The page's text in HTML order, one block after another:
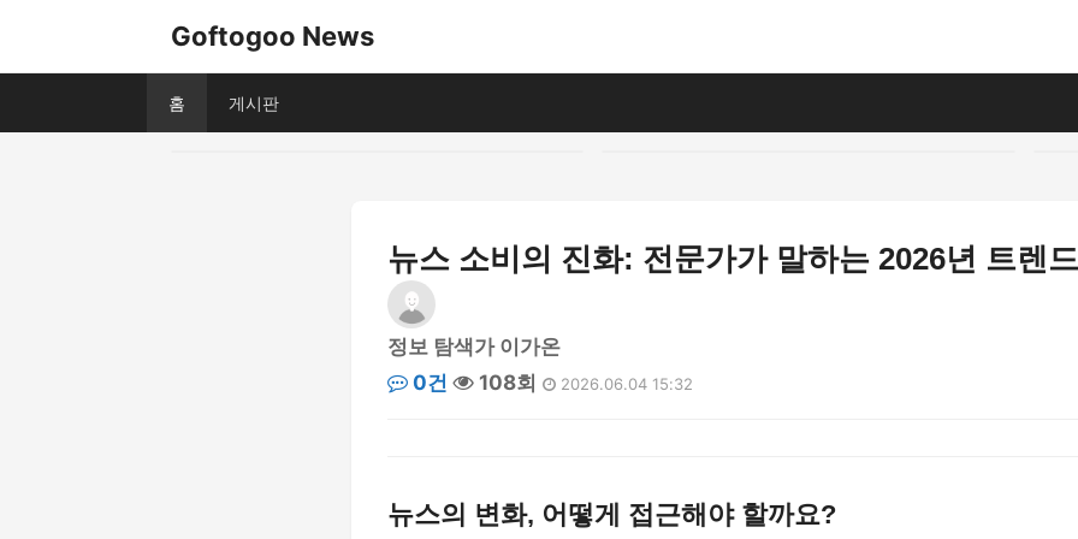
Goftogoo News
홈 게시판
뉴스 소비의 진화: 전문가가 말하는 2026년 트렌드
정보 탐색가 이가온
0건
108회 2026.06.04 15:32
뉴스의 변화, 어떻게 접근해야 할까요?